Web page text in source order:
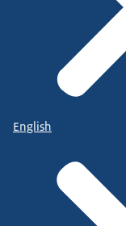
English